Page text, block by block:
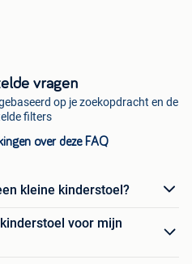
vragen
op je zoekopdracht en de
filters
over deze FAQ
kleine kinderstoel?
voor mijn